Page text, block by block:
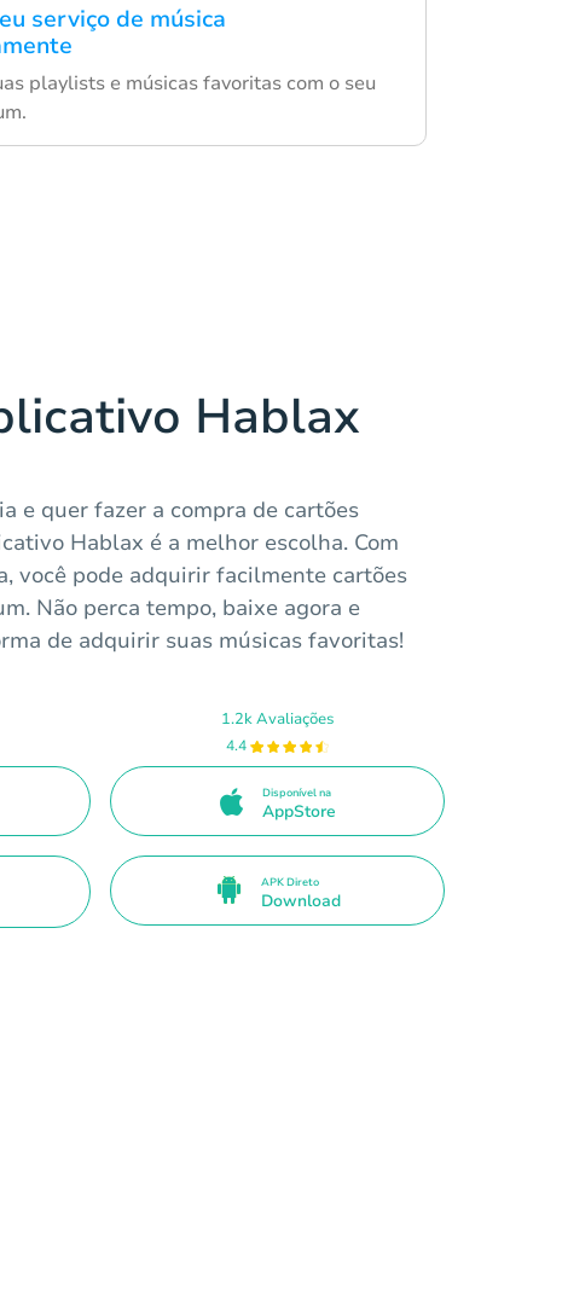
serviço de música
playlists e músicas favoritas com o seu
Hablax
e quer fazer a compra de cartões
Hablax é a melhor escolha. Com
você pode adquirir facilmente cartões
Não perca tempo, baixe agora e
de adquirir suas músicas favoritas!
1.2k Avaliações
4.4
Disponível na
AppStore
APK Direto
Download